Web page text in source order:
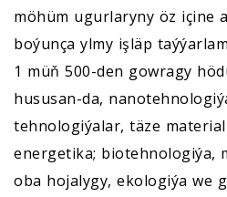
möhüm ugurlaryny öz içine
boýunça ylmy işläp
1 müň 500-den gowragy
hususan-da,
tehnologiýalar, täze
energetika; biotehnologiýa,
oba hojalygy, ekologiýa we